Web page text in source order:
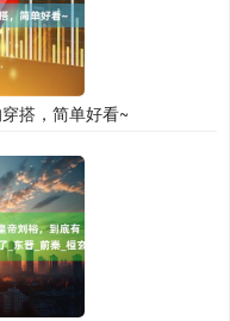
搭，简单好看~